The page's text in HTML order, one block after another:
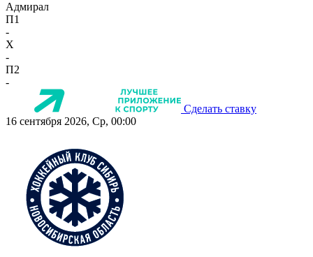
Адмирал
П1
-
X
-
П2
-
Сделать ставку
16 сентября 2026, Ср, 00:00